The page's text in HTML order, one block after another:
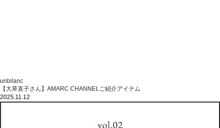
unbilanc
【大草直子さん】AMARC CHANNELご紹介アイテム
2025.11.12